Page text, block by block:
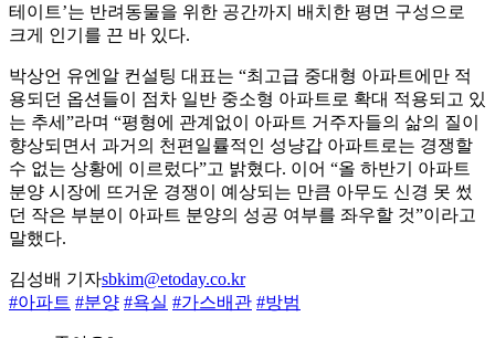
테이트’는 반려동물을 위한 공간까지 배치한 평면 구성으로
크게 인기를 끈 바 있다.
박상언 유엔알 컨설팅 대표는 “최고급 중대형 아파트에만 적
용되던 옵션들이 점차 일반 중소형 아파트로 확대 적용되고 있
는 추세”라며 “평형에 관계없이 아파트 거주자들의 삶의 질이
향상되면서 과거의 천편일률적인 성냥갑 아파트로는 경쟁할
수 없는 상황에 이르렀다”고 밝혔다. 이어 “올 하반기 아파트
분양 시장에 뜨거운 경쟁이 예상되는 만큼 아무도 신경 못 썼
던 작은 부분이 아파트 분양의 성공 여부를 좌우할 것”이라고
말했다.
김성배 기자sbkim@etoday.co.kr
#아파트 #분양 #욕실 #가스배관 #방범